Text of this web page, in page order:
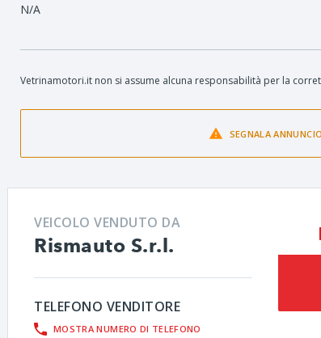
N/A
Vetrinamotori.it non si assume alcuna responsabilità per la
SEGNALA
VEICOLO VENDUTO DA
Rismauto S.r.l.
TELEFONO VENDITORE
MOSTRA NUMERO DI TELEFONO